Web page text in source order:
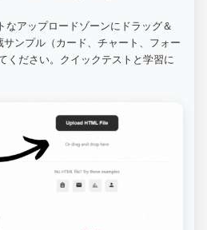
なアップロードゾーンにドラッグ＆
サンプル（カード、チャート、フォー
ください。クイックテストと学習に